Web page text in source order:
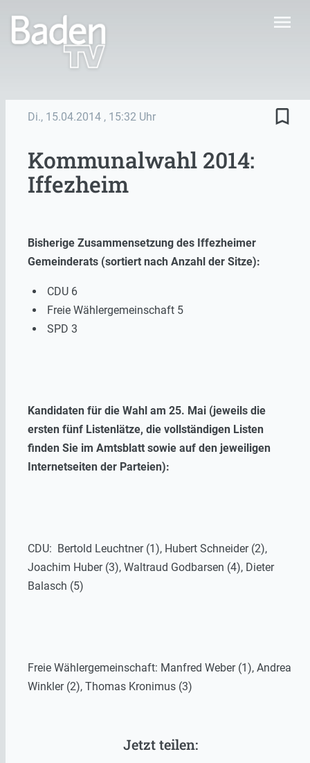
menu
Di., 15.04.2014 , 15:32 Uhr bookmark_border
Kommunalwahl 2014:
Iffezheim
Bisherige Zusammensetzung des Iffezheimer
Gemeinderats (sortiert nach Anzahl der Sitze):
CDU 6
Freie Wählergemeinschaft 5
SPD 3
Kandidaten für die Wahl am 25. Mai (jeweils die
ersten fünf Listenlätze, die vollständigen Listen
finden Sie im Amtsblatt sowie auf den jeweiligen
Internetseiten der Parteien):
CDU: Bertold Leuchtner (1), Hubert Schneider (2),
Joachim Huber (3), Waltraud Godbarsen (4), Dieter
Balasch (5)
Freie Wählergemeinschaft: Manfred Weber (1), Andrea
Winkler (2), Thomas Kronimus (3)